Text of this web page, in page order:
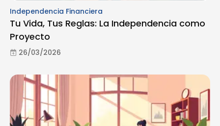
Independencia Financiera
Tu Vida, Tus Reglas: La Independencia como
Proyecto
26/03/2026